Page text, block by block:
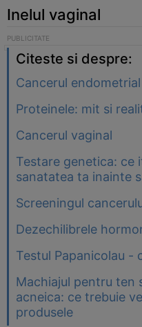
Inelul vaginal
Citeste si despre:
Cancerul endometrial
Proteinele: mit si
Cancerul vaginal
Testare genetica: ce
sanatatea ta inainte
Screeningul
Dezechilibrele
Testul Papanicolau -
Machiajul pentru ten
acneica: ce trebuie
produsele